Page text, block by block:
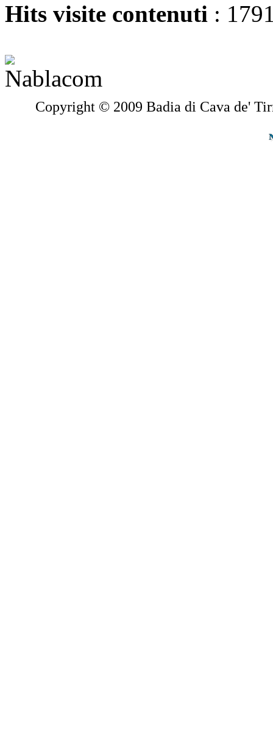
Hits visite contenuti :
Copyright © 2009 Badia di Cava de'